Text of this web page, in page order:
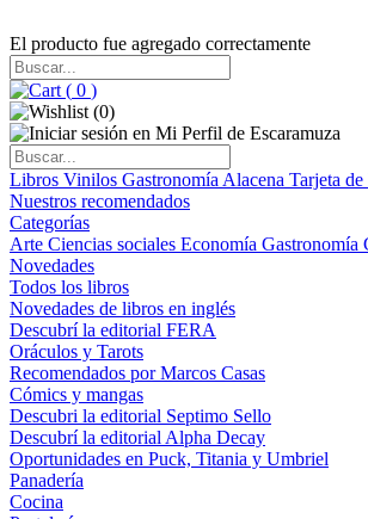
El producto fue agregado correctamente
( 0 )
(0)
Libros Vinilos Gastronomía Alacena Tarjeta
Nuestros recomendados
Categorías
Arte Ciencias sociales Economía Gastronomía
Novedades
Todos los libros
Novedades de libros en inglés
Descubrí la editorial FERA
Oráculos y Tarots
Recomendados por Marcos Casas
Cómics y mangas
Descubri la editorial Septimo Sello
Descubrí la editorial Alpha Decay
Oportunidades en Puck, Titania y Umbriel
Panadería
Cocina